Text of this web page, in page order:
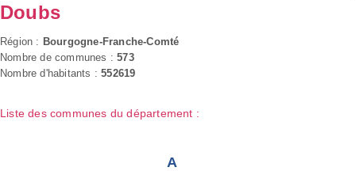
Doubs
Région : Bourgogne-Franche-Comté
Nombre de communes :573
Nombre d'habitants :552619
Liste des communes du département :
A